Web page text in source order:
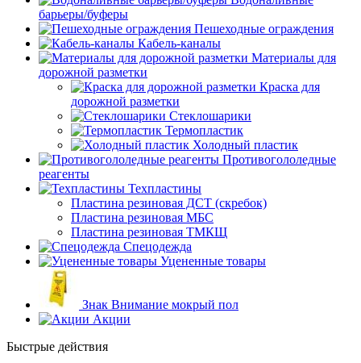
барьеры/буферы
Пешеходные ограждения
Кабель-каналы
Материалы для
дорожной разметки
Краска для
дорожной разметки
Стеклошарики
Термопластик
Холодный пластик
Противогололедные
реагенты
Техпластины
Пластина резиновая ДСТ (скребок)
Пластина резиновая МБС
Пластина резиновая ТМКЩ
Спецодежда
Уцененные товары
Знак Внимание мокрый пол
Акции
Быстрые действия